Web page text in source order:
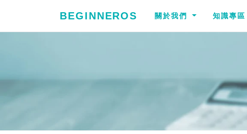
BEGINNEROS 關於我們 知識專區